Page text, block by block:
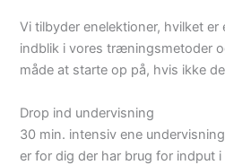
Vi tilbyder enelektioner, hvilket
indblik i vores træningsmetoder
måde at starte op på, hvis ikke
Drop ind undervisning
30 min. intensiv ene
er for dig der har brug for indput